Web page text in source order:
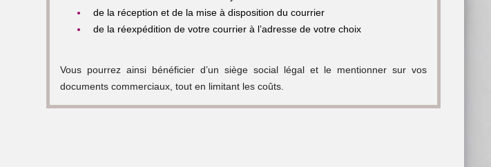
de la réception et de la mise à disposition du courrier
de la réexpédition de votre courrier à l’adresse de votre choix
Vous pourrez ainsi bénéficier d’un siège social légal et le mentionner sur vos
documents commerciaux, tout en limitant les coûts.